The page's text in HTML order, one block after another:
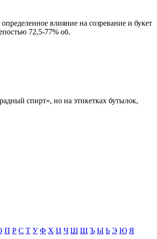
влияние на созревание и букет
72,5-77% об.
спирт», но на этикетках бутылок,
П Р С Т У Ф Х Ц Ч Ш Щ Ъ Ы Ь Э Ю Я